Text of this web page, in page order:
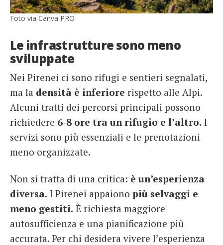
Foto via Canva PRO
Le infrastrutture sono meno
sviluppate
Nei Pirenei ci sono rifugi e sentieri segnalati,
ma la densità è inferiore rispetto alle Alpi.
Alcuni tratti dei percorsi principali possono
richiedere 6-8 ore tra un rifugio e l’altro. I
servizi sono più essenziali e le prenotazioni
meno organizzate.
Non si tratta di una critica: è un’esperienza
diversa. I Pirenei appaiono più selvaggi e
meno gestiti. È richiesta maggiore
autosufficienza e una pianificazione più
accurata. Per chi desidera vivere l’esperienza